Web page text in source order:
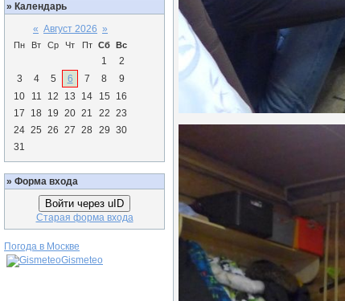
» Календарь
« Август 2026 »
Пн Вт Ср Чт Пт Сб Вс
1
2
3
4 5 6 7 8
9
10
11 12 13 14 15
16
17
18 19 20 21 22 23
24 25 26 27 28 29 30
31
» Форма входа
Войти через uID
Старая форма входа
Погода в Москве
Gismeteo